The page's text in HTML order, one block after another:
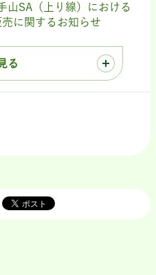
山SA（上り線）における
に関するお知らせ
る